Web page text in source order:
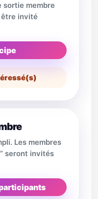
sortie membre
être invité
Les membres
seront invités